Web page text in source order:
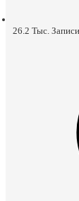
26.2 Тыс. Записи